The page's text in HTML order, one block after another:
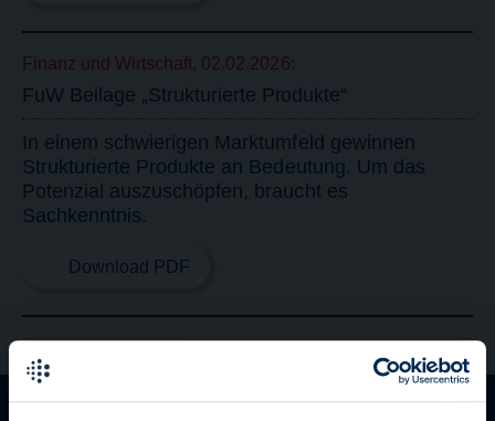
Finanz und Wirtschaft, 02.02.2026:
FuW Beilage „Strukturierte Produkte“
In einem schwierigen Marktumfeld gewinnen
Strukturierte Produkte an Bedeutung. Um das
Potenzial auszuschöpfen, braucht es
Sachkenntnis.
Download PDF